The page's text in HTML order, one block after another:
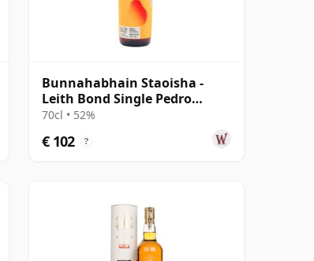
Bunnahabhain Staoisha -
Leith Bond Single Pedro
Ximenez Sherry 12 jaar oud
70cl • 52%
€ 102 ?